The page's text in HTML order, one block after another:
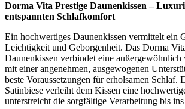
Dorma Vita Prestige Daunenkissen –
entspannten Schlafkomfort
Ein hochwertiges Daunenkissen vermittelt ein
Leichtigkeit und Geborgenheit. Das Dorma
Daunenkissen verbindet eine
mit einer angenehmen, ausgewogenen
beste Voraussetzungen für erholsamen Schlaf.
Satinbiese verleiht dem Kissen eine
unterstreicht die sorgfältige Verarbeitung bis